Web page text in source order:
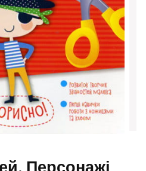
Персонажі